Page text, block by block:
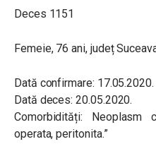
Deces 1151
Femeie, 76 ani, județ
Dată confirmare: 17.05.2020.
Dată deces: 20.05.2020.
Comorbidități: Neoplasm
operata, peritonita.”